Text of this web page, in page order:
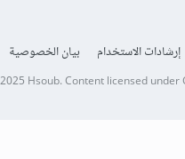
إرشادات الاستخدام بيان الخصوصية
Hsoub.Content licensed under